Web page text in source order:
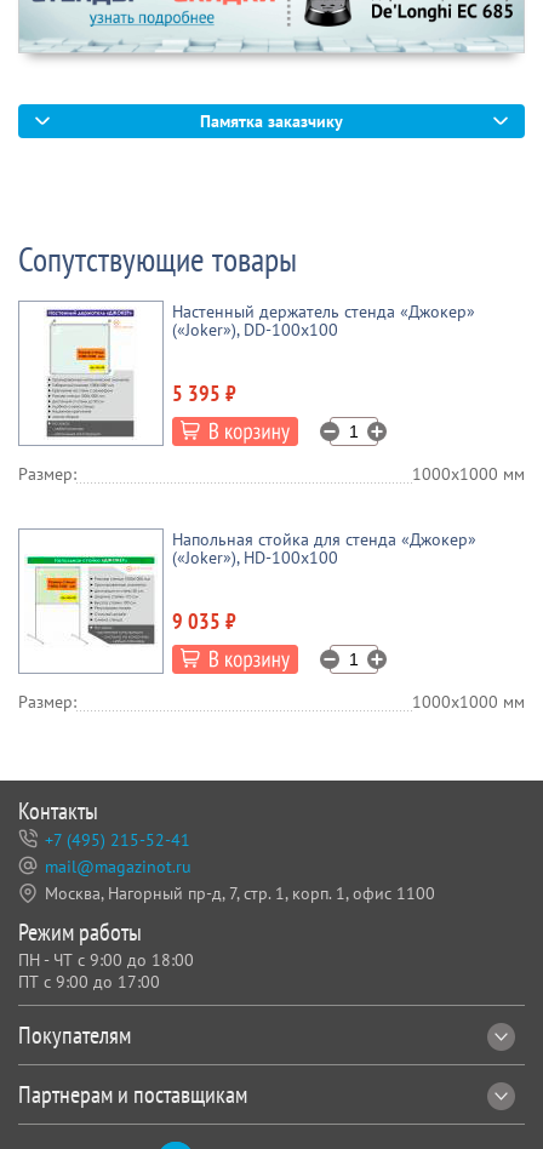
Памятка заказчику
Сопутствующие товары
Настенный держатель стенда «Джокер»
(«Joker»), DD-100x100
5 395 ₽
Размер: 1000х1000 мм
Напольная стойка для стенда «Джокер»
(«Joker»), HD-100x100
9 035 ₽
Размер: 1000х1000 мм
Покупателям
Партнерам и поставщикам
Контакты
+7 (495) 215-52-41
mail@magazinot.ru
Москва, Нагорный пр-д, 7, стр. 1, корп. 1, офис 1100
Режим работы
ПН - ЧТ с 9:00 до 18:00
ПТ с 9:00 до 17:00